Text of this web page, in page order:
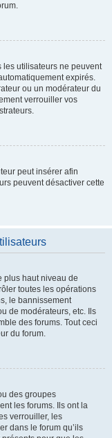
les utilisateurs ne peuvent
expirés.
ou un modérateur du
verrouiller vos
peut insérer afin
peuvent désactiver cette
plus haut niveau de
toutes les opérations
le bannissement
de modérateurs, etc. Ils
des forums. Tout ceci
du forum.
des groupes
les forums. Ils ont la
verrouiller, les
dans le forum qu’ils